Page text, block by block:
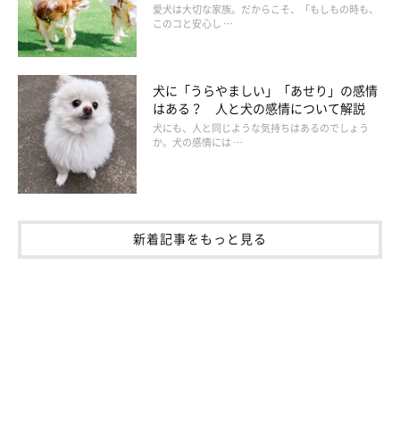
愛犬は大切な家族。だからこそ、「もしもの時も、
このコと安心し …
犬に「うらやましい」「あせり」の感情
はある？ 人と犬の感情について解説
犬にも、人と同じような気持ちはあるのでしょう
か。犬の感情には …
新着記事をもっと見る